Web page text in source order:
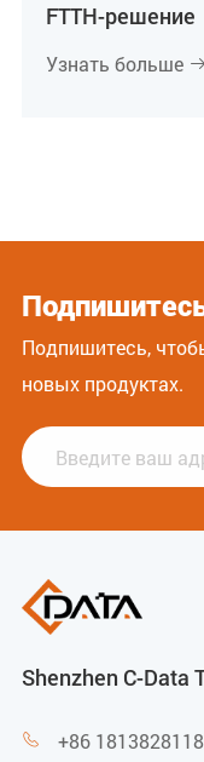
FTTH-решение
Узнать больше 
Подпишитесь,
новых продуктах.
Shenzhen C-Data
 +86